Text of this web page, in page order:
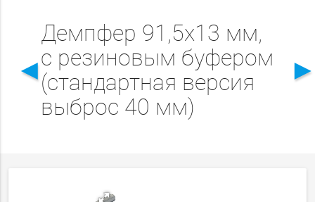
◄
Демпфер 91,5х13 мм,
с резиновым буфером
(стандартная версия
выброс 40 мм)